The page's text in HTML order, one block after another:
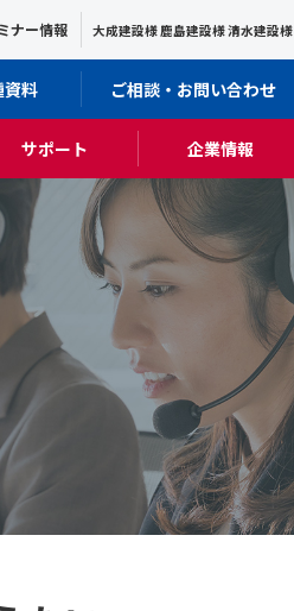
サポート 企業情報
ナー情報 大成建設様 鹿島建設様 清水建設様
料 ご相談・お問い合わせ